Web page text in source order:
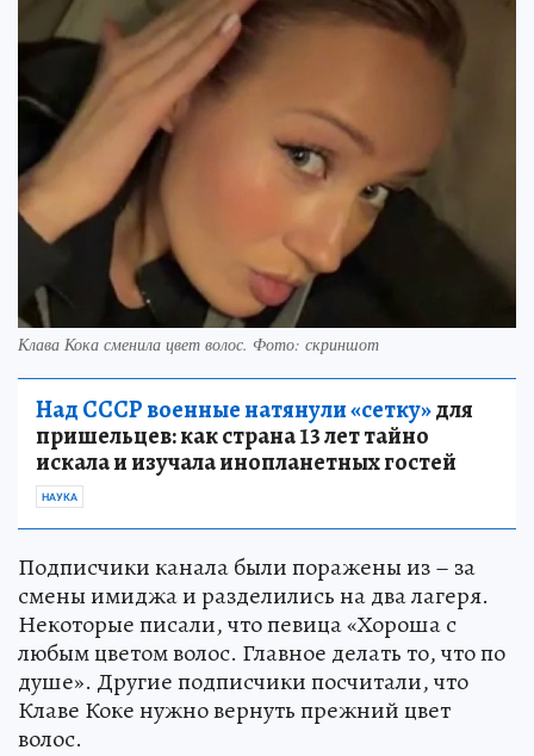
Клава Кока сменила цвет волос. Фото: скриншот
Над СССР военные натянули «сетку»для
пришельцев: как страна 13 лет тайно
искала и изучала инопланетных гостей
НАУКА
Подписчики канала были поражены из – за
смены имиджа и разделились на два лагеря.
Некоторые писали, что певица «Хороша с
любым цветом волос. Главное делать то, что по
душе». Другие подписчики посчитали, что
Клаве Коке нужно вернуть прежний цвет
волос.